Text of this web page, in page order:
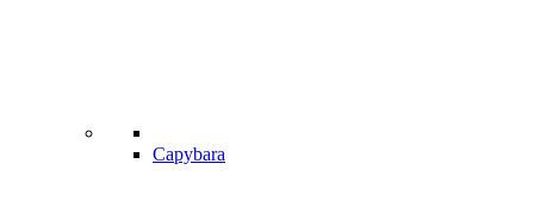
Capybara